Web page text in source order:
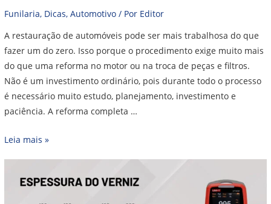
Funilaria, Dicas,Automotivo / Por Editor
A restauração de automóveis pode ser mais trabalhosa do que
fazer um do zero. Isso porque o procedimento exige muito mais
do que uma reforma no motor ou na troca de peças e filtros.
Não é um investimento ordinário, pois durante todo o processo
é necessário muito estudo, planejamento, investimento e
paciência. A reforma completa …
Leia mais »